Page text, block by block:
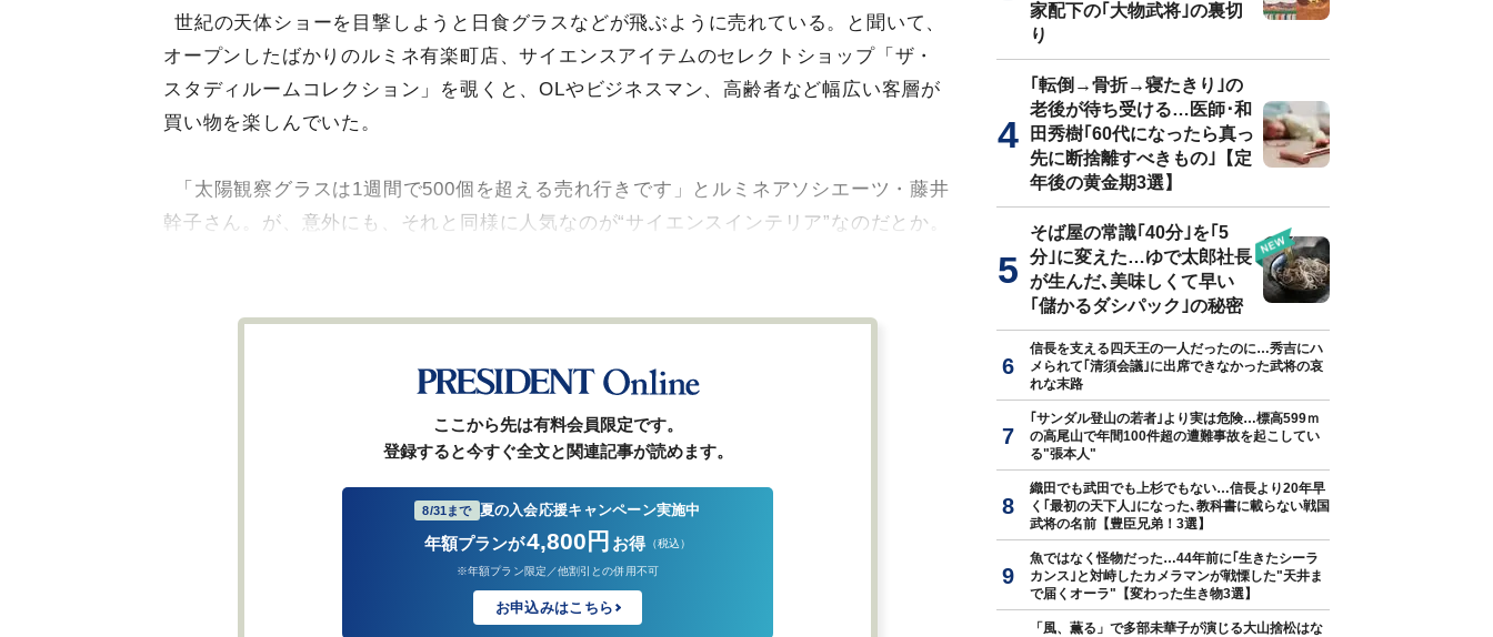
世紀の天体ショーを目撃しようと日食グラスなどが飛ぶように売れている。と聞いて、
オープンしたばかりのルミネ有楽町店、サイエンスアイテムのセレクトショップ「ザ・
スタディルームコレクション」を覗くと、OLやビジネスマン、高齢者など幅広い客層が
買い物を楽しんでいた。
「太陽観察グラスは1週間で500個を超える売れ行きです」とルミネアソシエーツ・藤井
幹子さん。が、意外にも、それと同様に人気なのが“サイエンスインテリア”なのだとか。
ここから先は有料会員限定です。
登録すると今すぐ全文と関連記事が読めます。
8/31まで 夏の入会応援キャンペーン実施中
年額プランが4,800円 お得 （税込）
※年額プラン限定／他割引との併用不可
お申込みはこちら
家配下の｢大物武将｣の裏切
り
｢転倒→骨折→寝たきり｣の
老後が待ち受ける…医師･和
田秀樹｢60代になったら真っ
先に断捨離すべきもの｣【定
年後の黄金期3選】
そば屋の常識｢40分｣を｢5
分｣に変えた…ゆで太郎社長
が生んだ､美味しくて早い
｢儲かるダシパック｣の秘密
信長を支える四天王の一人だったのに…秀吉にハ
メられて｢清須会議｣に出席できなかった武将の哀
れな末路
｢サンダル登山の若者｣より実は危険…標高599ｍ
の高尾山で年間100件超の遭難事故を起こしてい
る"張本人"
織田でも武田でも上杉でもない…信長より20年早
く｢最初の天下人｣になった､教科書に載らない戦国
武将の名前【豊臣兄弟！3選】
魚ではなく怪物だった…44年前に｢生きたシーラ
カンス｣と対峙したカメラマンが戦慄した"天井ま
で届くオーラ"【変わった生き物3選】
「風、薫る」で多部未華子が演じる大山捨松はな